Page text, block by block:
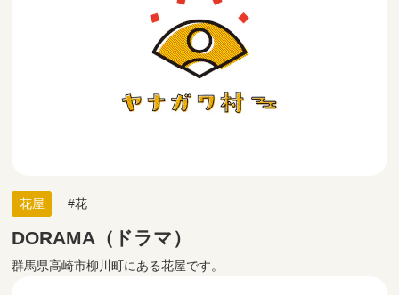
花屋 花
DORAMA（ドラマ）
群馬県高崎市柳川町にある花屋です。